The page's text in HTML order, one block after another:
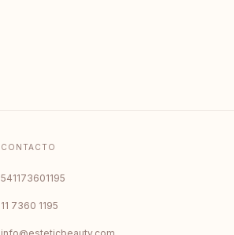
CONTACTO
541173601195
11 7360 1195